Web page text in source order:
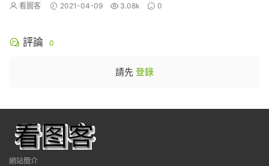
看圖客 2021-04-09 3.08k 0
評論 0
請先 登錄
網站簡介